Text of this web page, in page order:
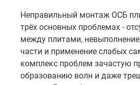
Неправильный монтаж ОСБ
трёх основных проблемах -
между плитами,
части и применение слабых
комплекс проблем зачастую
образованию волн и даже